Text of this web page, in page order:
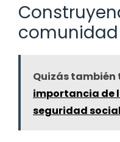
comunidad
Quizás también
importancia de
seguridad social